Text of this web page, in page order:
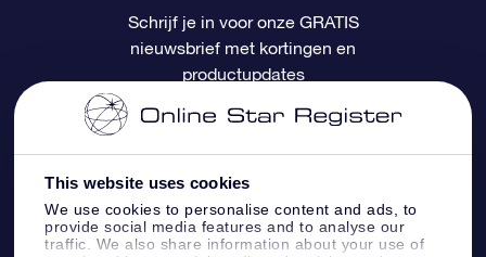
This website uses cookies
We use cookies to personalise content and ads, to
provide social media features and to analyse our
traffic. We also share information about your use of
OSR Recensies
OSR Cadeaukaart
Relatiegeschenken
Gepersonaliseerde sterrenpagina
One Million Stars
OSR Starsaver
Fly me to the Stars App
Betalingsinformatie
Verzendinformatie
Retourbeleid
Constellaties
Schrijf je in voor onze GRATIS
nieuwsbrief met kortingen en
productupdates